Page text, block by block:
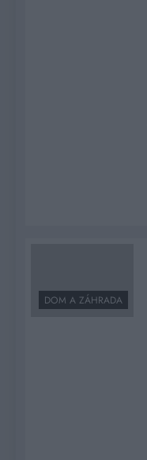
DOM A ZÁHRADA